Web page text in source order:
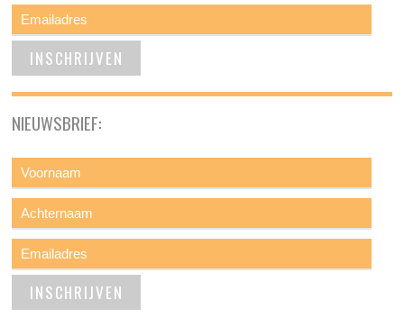
NIEUWSBRIEF: